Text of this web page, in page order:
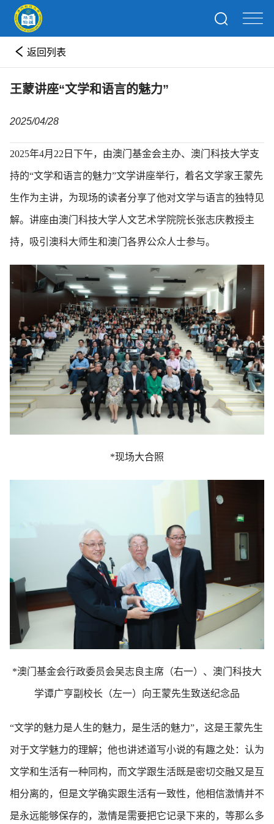
返回列表
王蒙讲座“文学和语言的魅力”
2025/04/28
2025年4月22日下午，由澳门基金会主办、澳门科技大学支
持的“文学和语言的魅力”文学讲座举行，着名文学家王蒙先
生作为主讲，为现场的读者分享了他对文学与语言的独特见
解。讲座由澳门科技大学人文艺术学院院长张志庆教授主
持，吸引澳科大师生和澳门各界公众人士参与。
*现场大合照
*澳门基金会行政委员会吴志良主席（右一）、澳门科技大
学谭广亨副校长（左一）向王蒙先生致送纪念品
“文学的魅力是人生的魅力，是生活的魅力”，这是王蒙先生
对于文学魅力的理解；他也讲述道写小说的有趣之处：认为
文学和生活有一种同构，而文学跟生活既是密切交融又是互
相分离的，但是文学确实跟生活有一致性，他相信激情并不
是永远能够保存的，激情是需要把它记录下来的，等那么多